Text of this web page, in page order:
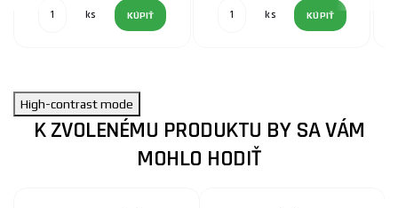
ks KÚPIŤ ks KÚPIŤ
High-contrast mode
K ZVOLENÉMU PRODUKTU BY SA VÁM
MOHLO HODIŤ